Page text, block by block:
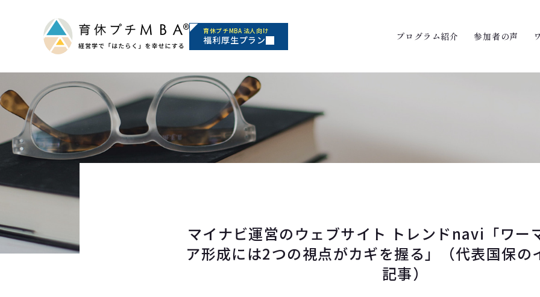
育休プチMBA 法人向け
福利厚生プラン プログラム紹介 参加者の声
マイナビ運営のウェブサイト トレンドnavi「ワー
ア形成には2つの視点がカギを握る」（代表国保の
記事）